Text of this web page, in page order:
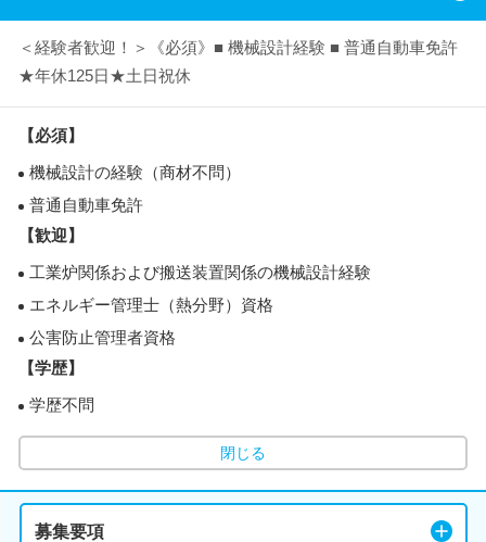
＜経験者歓迎！＞《必須》■ 機械設計経験 ■ 普通自動車免許
★年休125日★土日祝休
【必須】
機械設計の経験（商材不問）
普通自動車免許
【歓迎】
工業炉関係および搬送装置関係の機械設計経験
エネルギー管理士（熱分野）資格
公害防止管理者資格
【学歴】
学歴不問
閉じる
募集要項